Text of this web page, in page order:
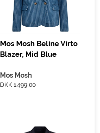
Mos Mosh Beline Virto
Blazer, Mid Blue
Mos Mosh
DKK 1.499,00